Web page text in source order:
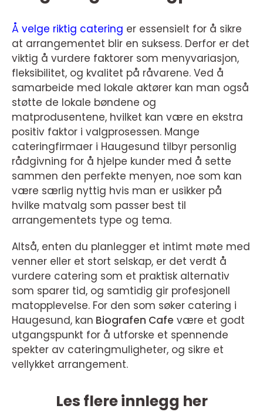
Å velge riktig catering er essensielt for å sikre
at arrangementet blir en suksess. Derfor er det
viktig å vurdere faktorer som menyvariasjon,
fleksibilitet, og kvalitet på råvarene. Ved å
samarbeide med lokale aktører kan man også
støtte de lokale bøndene og
matprodusentene, hvilket kan være en ekstra
positiv faktor i valgprosessen. Mange
cateringfirmaer i Haugesund tilbyr personlig
rådgivning for å hjelpe kunder med å sette
sammen den perfekte menyen, noe som kan
være særlig nyttig hvis man er usikker på
hvilke matvalg som passer best til
arrangementets type og tema.
Altså, enten du planlegger et intimt møte med
venner eller et stort selskap, er det verdt å
vurdere catering som et praktisk alternativ
som sparer tid, og samtidig gir profesjonell
matopplevelse. For den som søker catering i
Haugesund, kan Biografen Cafe være et godt
utgangspunkt for å utforske et spennende
spekter av cateringmuligheter, og sikre et
vellykket arrangement.
Les flere innlegg her